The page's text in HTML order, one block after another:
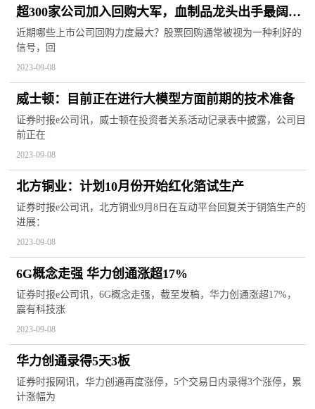
超300家公司加入回购大军，血制品龙头出手最阔！
两路资金潜伏这些股
近期哪些上市公司回购力度最大？股票回购通常被视为一种利好的
信号，回
2023-09-08
威士顿：目前正在进行大模型方面前期的技术准备
证券时报e公司讯，威士顿在投资者关系活动记录表中披露，公司目
前正在
2023-09-08
北方铜业：计划10月份开始红化箔试生产
证券时报e公司讯，北方铜业9月8日在互动平台回复关于铜箔生产的
进展：
2023-09-08
​6G概念走强 华力创通涨超17%
证券时报e公司讯，6G概念走强，截至发稿，华力创通涨超17%，
震有科技涨
2023-09-08
华力创通录得5天3板
证券时报网讯，华力创通再度涨停，5个交易日内录得3个涨停，累
计涨幅为